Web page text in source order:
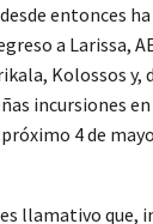
entonces
a Larissa,
Kolossos y,
incursiones
4 de
llamativo que,